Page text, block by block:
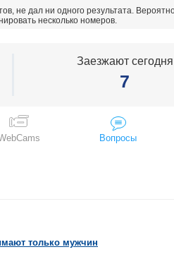
не дал ни одного результата.
несколько номеров.
Заезжают сегодня
7
Вопросы
только мужчин